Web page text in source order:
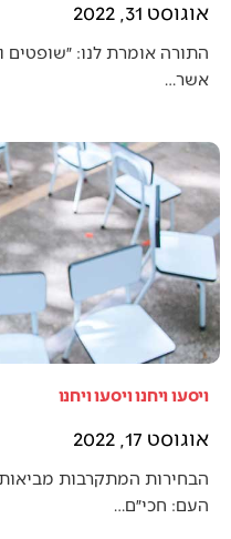
אוגוסט 31, 2022
התורה אומרת לנו: ״שופטים
אשר…
ויסעו ויחנו ויסעו ויחנו
אוגוסט 17, 2022
הבחירות המתקרבות
העם: חכי״ם…